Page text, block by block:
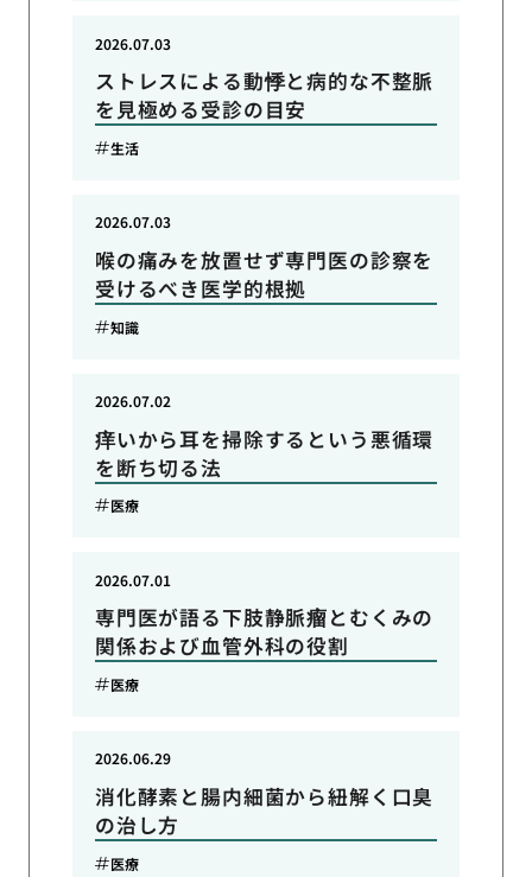
ストレスによる動悸と病的な不整脈
を見極める受診の目安
2026.07.03
生活
喉の痛みを放置せず専門医の診察を
受けるべき医学的根拠
2026.07.03
知識
痒いから耳を掃除するという悪循環
を断ち切る法
2026.07.02
医療
専門医が語る下肢静脈瘤とむくみの
関係および血管外科の役割
2026.07.01
医療
消化酵素と腸内細菌から紐解く口臭
の治し方
2026.06.29
医療